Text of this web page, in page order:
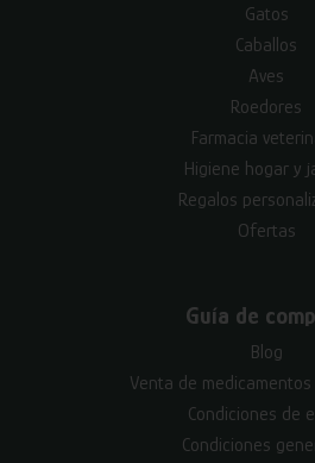
Gatos
Caballos
Aves
Roedores
Farmacia
Higiene hogar y
Regalos
Ofertas
Guía de
Blog
Venta de
Condiciones de
Condiciones